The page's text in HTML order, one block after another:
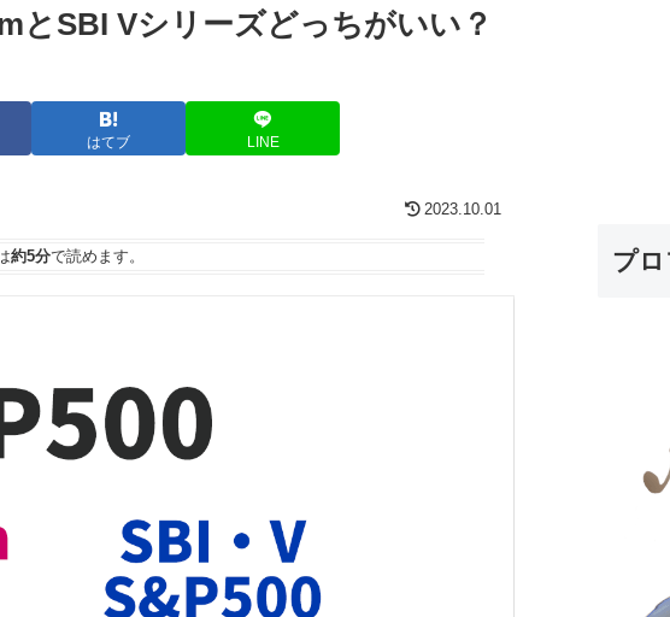
とSBI Vシリーズどっちがいい？
はてブ LINE
2023.10.01
約5分で読めます。 プ